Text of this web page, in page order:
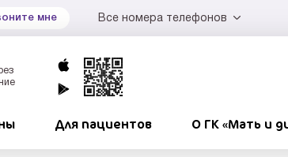
мне Все номера телефонов
Для пациентов О ГК «Мать и